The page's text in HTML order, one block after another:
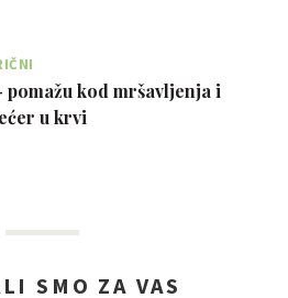
kod mršavljenja i
u krvi